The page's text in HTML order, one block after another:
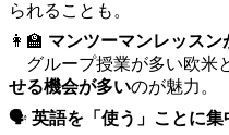
られることも。
👩‍🏫 マンツーマンレッスン
グループ授業が多い欧米
せる機会が多いのが魅力。
🗣️ 英語を「使う」ことに集